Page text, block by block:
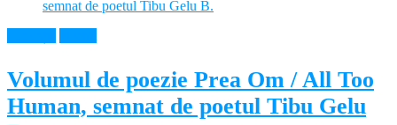
Volumul de poezie Prea Om / All Too
Human, semnat de poetul Tibu Gelu